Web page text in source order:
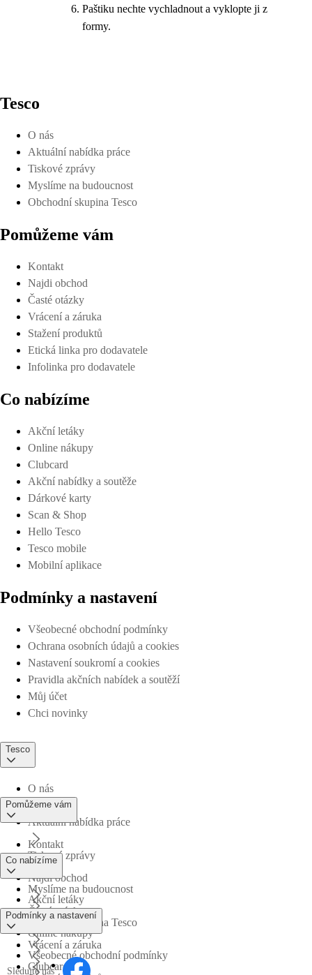
Paštiku nechte vychladnout a vyklopte ji z
formy.
Tesco
O nás
Aktuální nabídka práce
Tiskové zprávy
Myslíme na budoucnost
Obchodní skupina Tesco
Pomůžeme vám
Kontakt
Najdi obchod
Časté otázky
Vrácení a záruka
Stažení produktů
Etická linka pro dodavatele
Infolinka pro dodavatele
Co nabízíme
Akční letáky
Online nákupy
Clubcard
Akční nabídky a soutěže
Dárkové karty
Scan & Shop
Hello Tesco
Tesco mobile
Mobilní aplikace
Podmínky a nastavení
Všeobecné obchodní podmínky
Ochrana osobních údajů a cookies
Nastavení soukromí a cookies
Pravidla akčních nabídek a soutěží
Můj účet
Chci novinky
Tesco
O nás
Aktuální nabídka práce
Tiskové zprávy
Myslíme na budoucnost
Obchodní skupina Tesco
Pomůžeme vám
Kontakt
Najdi obchod
Časté otázky
Vrácení a záruka
Co nabízíme
Akční letáky
Online nákupy
Clubcard
Podmínky a nastavení
Všeobecné obchodní podmínky
Sledujte nás